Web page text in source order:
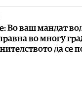
Во ваш мандат
во многу
да се